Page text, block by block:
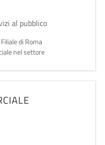
al pubblico
di Roma
nel settore
un progetto di
di
A ADDETTO/A
Sede di
entrerà a far